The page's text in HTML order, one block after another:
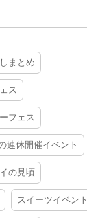
まとめ
ス
フェス
連休開催イベント
の見頃
スイーツイベント